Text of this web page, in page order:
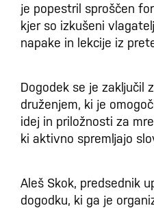
je popestril sproščen
kjer so izkušeni
napake in lekcije iz
Dogodek se je zaključil
druženjem, ki je
idej in priložnosti za
ki aktivno spremljajo
Aleš Skok, predsednik
dogodku, ki ga je